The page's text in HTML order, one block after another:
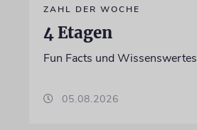
ZAHL DER WOCHE
4 Etagen
Fun Facts und Wissenswertes
05.08.2026